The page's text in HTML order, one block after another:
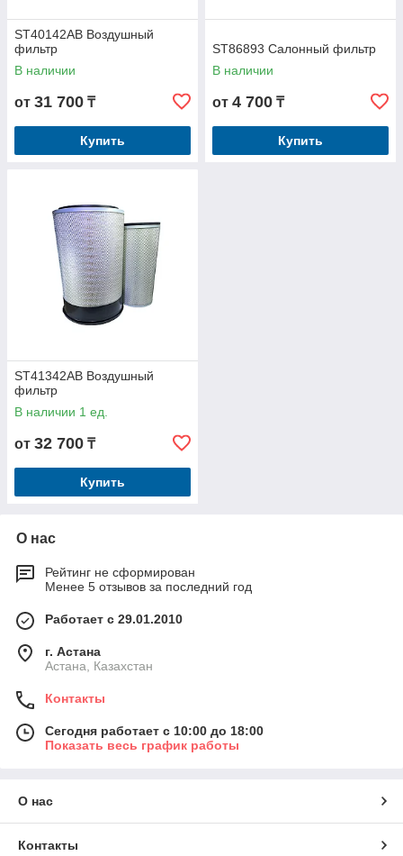
ST40142AB Воздушный
фильтр
В наличии
от 31 700 ₸
Купить
ST86893 Салонный фильтр
В наличии
от 4 700 ₸
Купить
ST41342AB Воздушный
фильтр
В наличии 1 ед.
от 32 700 ₸
Купить
О нас
Рейтинг не сформирован
Менее 5 отзывов за последний год
Работает с 29.01.2010
г. Астана
Астана, Казахстан
Контакты
Сегодня работает с 10:00 до 18:00
Показать весь график работы
О нас
Контакты